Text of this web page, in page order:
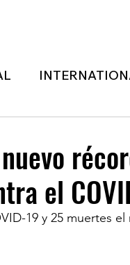
ONDASFM
el
19 y 25 muertes el